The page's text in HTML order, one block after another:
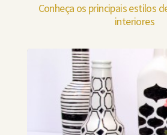
Conheça os principais estilos
interiores